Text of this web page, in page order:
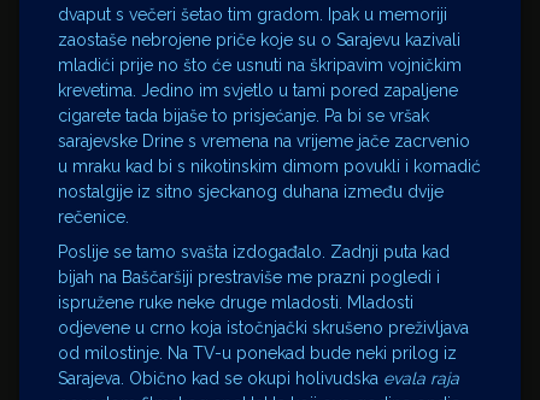
dvaput s večeri šetao tim gradom. Ipak u memoriji
zaostaše nebrojene priče koje su o Sarajevu kazivali
mladići prije no što će usnuti na škripavim vojničkim
krevetima. Jedino im svjetlo u tami pored zapaljene
cigarete tada bijaše to prisjećanje. Pa bi se vršak
sarajevske Drine s vremena na vrijeme jače zacrvenio
u mraku kad bi s nikotinskim dimom povukli i komadić
nostalgije iz sitno sjeckanog duhana između dvije
rečenice.
Poslije se tamo svašta izdogađalo. Zadnji puta kad
bijah na Baščaršiji prestraviše me prazni pogledi i
ispružene ruke neke druge mladosti. Mladosti
odjevene u crno koja istočnjački skrušeno preživljava
od milostinje. Na TV-u ponekad bude neki prilog iz
Sarajeva. Obično kad se okupi holivudska evala raja